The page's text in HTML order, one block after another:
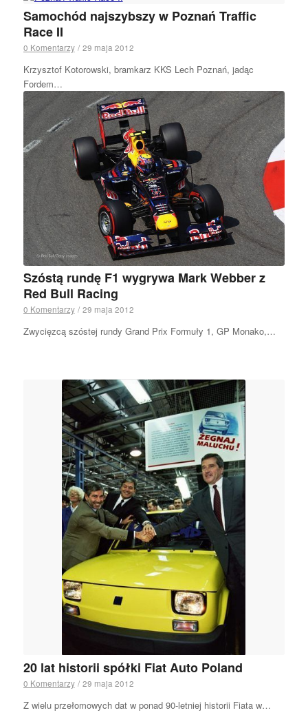
Samochód najszybszy w Poznań Traffic
Race II
0 Komentarzy / 29 maja 2012
Krzysztof Kotorowski, bramkarz KKS Lech Poznań, jadąc
Fordem…
Szóstą rundę F1 wygrywa Mark Webber z
Red Bull Racing
0 Komentarzy / 29 maja 2012
Zwycięzcą szóstej rundy Grand Prix Formuły 1, GP Monako,…
20 lat historii spółki Fiat Auto Poland
0 Komentarzy / 29 maja 2012
Z wielu przełomowych dat w ponad 90-letniej historii Fiata w…